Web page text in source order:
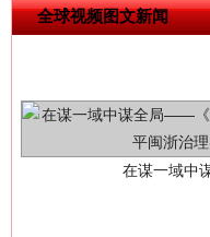
全球视频图文新闻